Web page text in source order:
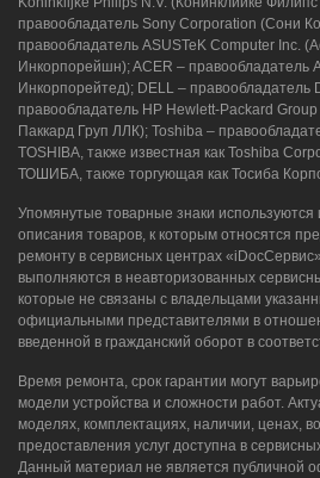
правообладатель Sony Corporation (Сони
правообладатель ASUSTeK Computer Inc.
Инкорпорейшн); ACER – правообладатель
Инкорпорейтед); DELL – правообладатель
правообладатель HP Hewlett-Packard
Паккард Груп ЛЛК); Toshiba –
TOSHIBA, также известная как Toshiba
ТОШИБА, также торгующая как Тосиба
Упомянутые товарные знаки используются
описания товаров, к которым относятся
ремонту в сервисных центрах
выполняются в неавторизованных
которые не связаны с владельцами
официальными представителями в
введенной в гражданский оборот в
Время ремонта, срок гарантии могут
модели устройства и сложности работ.
моделях, комплектациях, наличии, ценах,
предоставления услуг доступна в
Данный материал не является публичной